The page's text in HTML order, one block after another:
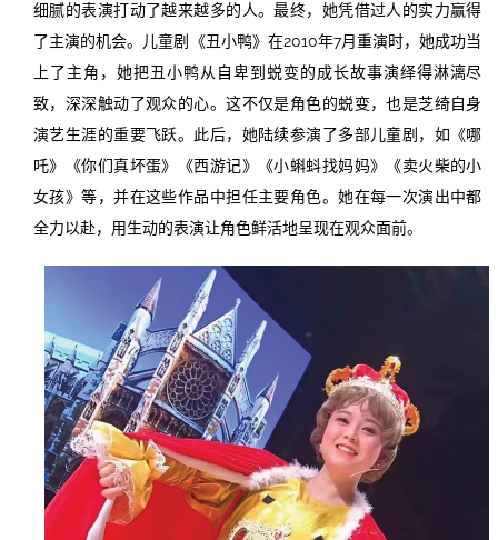
细腻的表演打动了越来越多的人。最终，她凭借过人的实力赢得
了主演的机会。儿童剧《丑小鸭》在2010年7月重演时，她成功当
上了主角，她把丑小鸭从自卑到蜕变的成长故事演绎得淋漓尽
致，深深触动了观众的心。这不仅是角色的蜕变，也是芝绮自身
演艺生涯的重要飞跃。此后，她陆续参演了多部儿童剧，如《哪
吒》《你们真坏蛋》《西游记》《小蝌蚪找妈妈》《卖火柴的小
女孩》等，并在这些作品中担任主要角色。她在每一次演出中都
全力以赴，用生动的表演让角色鲜活地呈现在观众面前。